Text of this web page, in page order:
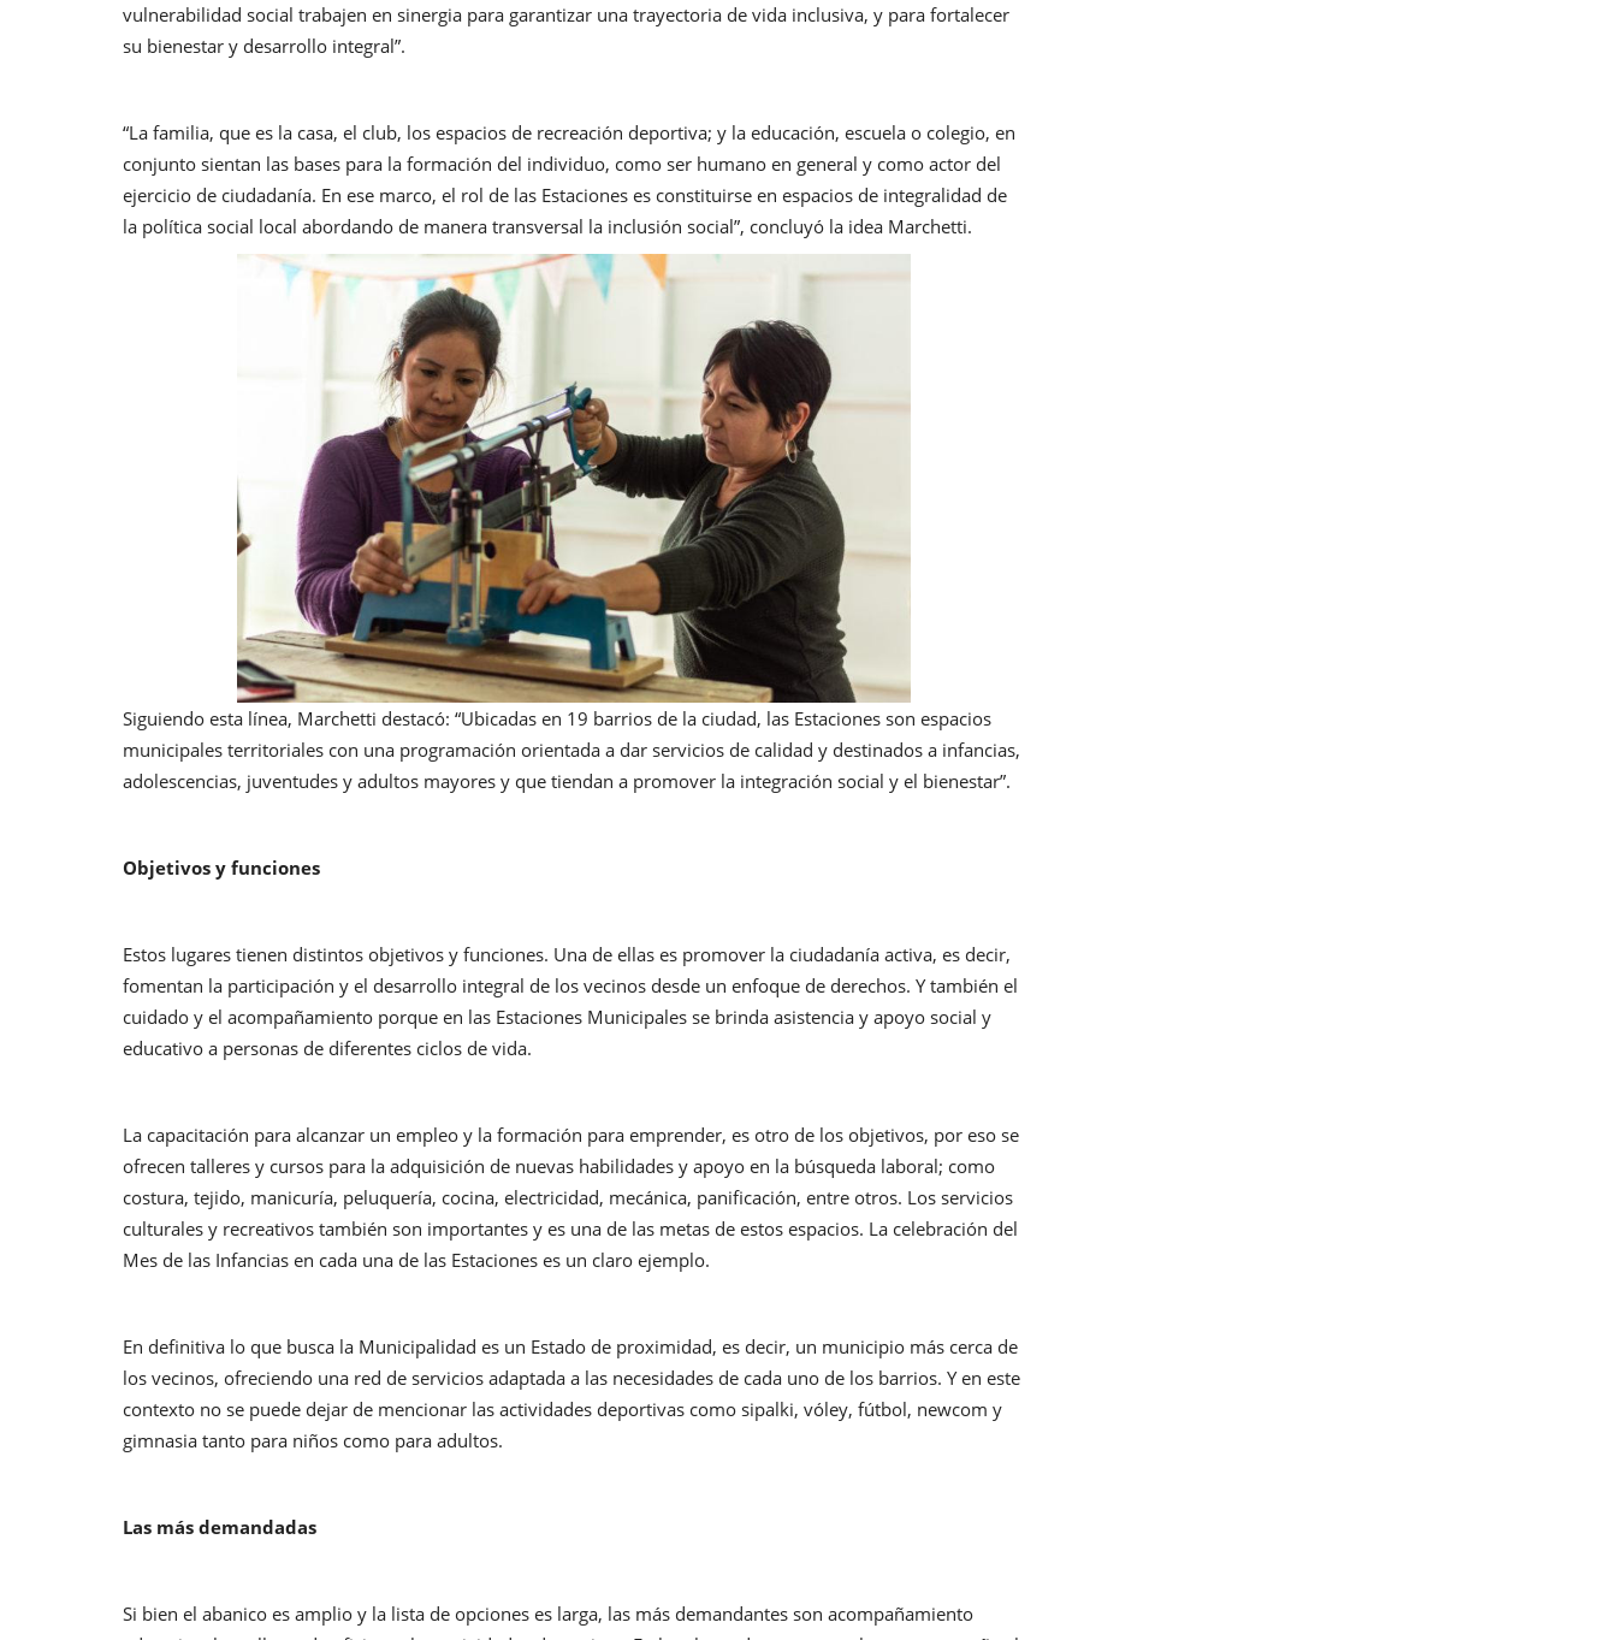
vulnerabilidad social trabajen en sinergia para garantizar una trayectoria de vida inclusiva, y para fortalecer
su bienestar y desarrollo integral”.
“La familia, que es la casa, el club, los espacios de recreación deportiva; y la educación, escuela o colegio, en
conjunto sientan las bases para la formación del individuo, como ser humano en general y como actor del
ejercicio de ciudadanía. En ese marco, el rol de las Estaciones es constituirse en espacios de integralidad de
la política social local abordando de manera transversal la inclusión social”, concluyó la idea Marchetti.
Siguiendo esta línea, Marchetti destacó: “Ubicadas en 19 barrios de la ciudad, las Estaciones son espacios
municipales territoriales con una programación orientada a dar servicios de calidad y destinados a infancias,
adolescencias, juventudes y adultos mayores y que tiendan a promover la integración social y el bienestar”.
Objetivos y funciones
Estos lugares tienen distintos objetivos y funciones. Una de ellas es promover la ciudadanía activa, es decir,
fomentan la participación y el desarrollo integral de los vecinos desde un enfoque de derechos. Y también el
cuidado y el acompañamiento porque en las Estaciones Municipales se brinda asistencia y apoyo social y
educativo a personas de diferentes ciclos de vida.
La capacitación para alcanzar un empleo y la formación para emprender, es otro de los objetivos, por eso se
ofrecen talleres y cursos para la adquisición de nuevas habilidades y apoyo en la búsqueda laboral; como
costura, tejido, manicuría, peluquería, cocina, electricidad, mecánica, panificación, entre otros. Los servicios
culturales y recreativos también son importantes y es una de las metas de estos espacios. La celebración del
Mes de las Infancias en cada una de las Estaciones es un claro ejemplo.
En definitiva lo que busca la Municipalidad es un Estado de proximidad, es decir, un municipio más cerca de
los vecinos, ofreciendo una red de servicios adaptada a las necesidades de cada uno de los barrios. Y en este
contexto no se puede dejar de mencionar las actividades deportivas como sipalki, vóley, fútbol, newcom y
gimnasia tanto para niños como para adultos.
Las más demandadas
Si bien el abanico es amplio y la lista de opciones es larga, las más demandantes son acompañamiento